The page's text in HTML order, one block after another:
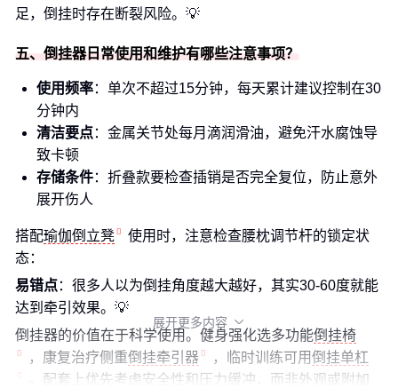
足，倒挂时存在断裂风险。💡
五、倒挂器日常使用和维护有哪些注意事项？
使用频率：单次不超过15分钟，每天累计建议控制在30
分钟内
清洁要点：金属关节处每月滴润滑油，避免汗水腐蚀导
致卡顿
存储条件：折叠款要检查插销是否完全复位，防止意外
展开伤人
搭配瑜伽倒立凳
使用时，注意检查腰枕调节杆的锁定状
态：
易错点：很多人以为倒挂角度越大越好，其实30-60度就能
达到牵引效果。💡
倒挂器的价值在于科学使用。健身强化选多功能倒挂椅
，康复治疗侧重倒挂牵引器 ，临时训练可用倒挂单杠
。配套上优先考虑安全性和压力缓冲，而非外观或附加
展开更多内容 